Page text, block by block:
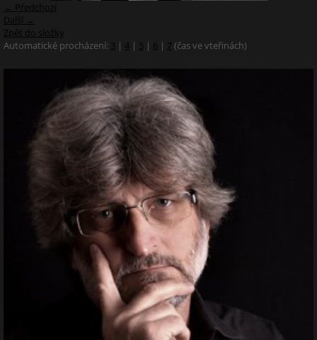
← Předchozí
Další →
Zpět do složky
Automatické procházení: 3 | 4 | 5 | 6 | 7 (čas ve vteřinách)